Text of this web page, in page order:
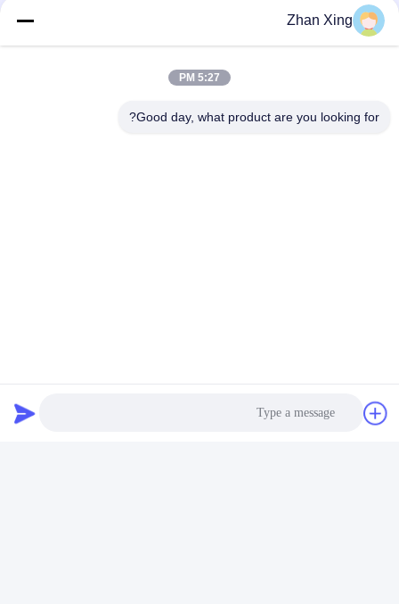
Zhan Xing
5:27 PM
Good day, what product are you looking for?